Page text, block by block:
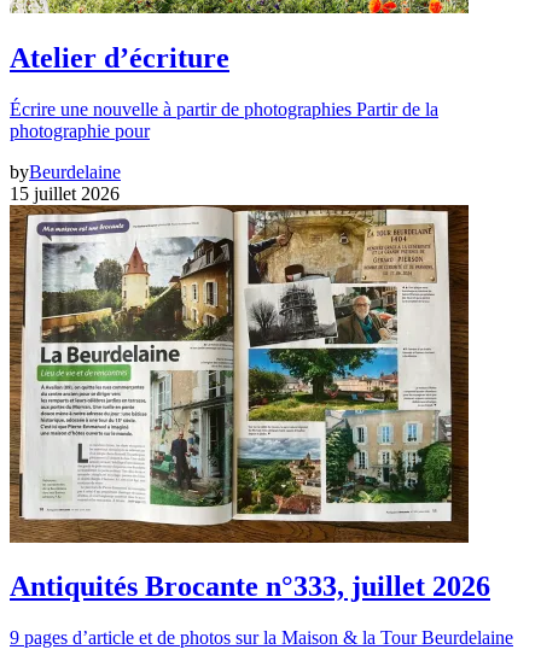
Atelier d’écriture
Écrire une nouvelle à partir de photographies Partir de la
photographie pour
byBeurdelaine
15 juillet 2026
Antiquités Brocante n°333, juillet 2026
9 pages d’article et de photos sur la Maison & la Tour Beurdelaine